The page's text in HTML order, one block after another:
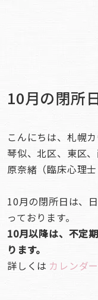
10月の閉所
こんにちは、札幌
琴似、北区、東区
原奈緒（臨床心理士
10月の閉所日は、
っております。
10月以降は、不定
ります。
詳しくは カレンダー